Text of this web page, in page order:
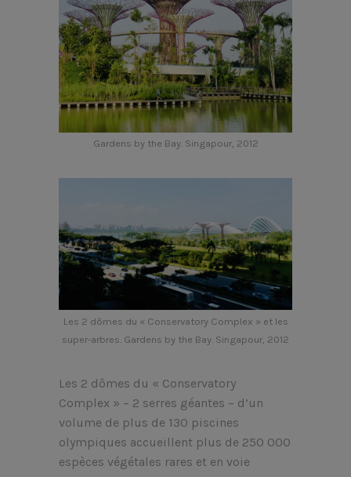
Gardens by the Bay. Singapour, 2012
Les 2 dômes du « Conservatory Complex » et les
super-arbres. Gardens by the Bay. Singapour, 2012
Les 2 dômes du « Conservatory
Complex » – 2 serres géantes – d’un
volume de plus de 130 piscines
olympiques accueillent plus de 250 000
espèces végétales rares et en voie